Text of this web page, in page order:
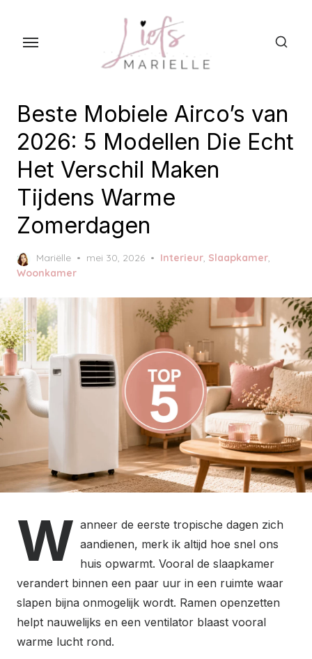
t
Beste Mobiele Airco’s van
2026: 5 Modellen Die Echt
Het Verschil Maken
Tijdens Warme
Zomerdagen
Mariëlle
P
t
n
mei 30, 2026 Interieur, Slaapkamer,
Woonkamer
W anneer de eerste tropische dagen zich
aandienen, merk ik altijd hoe snel ons
huis opwarmt. Vooral de slaapkamer
verandert binnen een paar uur in een ruimte waar
slapen bijna onmogelijk wordt. Ramen openzetten
helpt nauwelijks en een ventilator blaast vooral
warme lucht rond.